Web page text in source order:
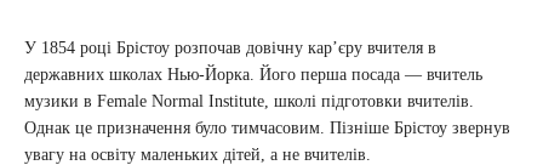
У 1854 році Брістоу розпочав довічну кар’єру вчителя в
державних школах Нью-Йорка. Його перша посада — вчитель
музики в Female Normal Institute, школі підготовки вчителів.
Однак це призначення було тимчасовим. Пізніше Брістоу звернув
увагу на освіту маленьких дітей, а не вчителів.